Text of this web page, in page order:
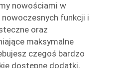
nowościami w
funkcji i
oraz
maksymalne
czegoś bardzo
dostępne dodatki,